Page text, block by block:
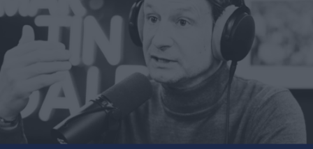
Merci à notre partenaire !
Découvrez Fundora,
la plateforme qui démocratise l’investissement en private
equity et en dette privée.